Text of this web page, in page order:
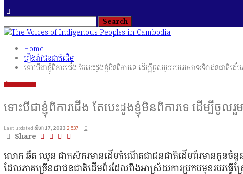
Home
រឿងរ៉ាវជនជាតិដើម
ទោះបីជាខ្ញុំពិការជើង តែបេះដូងខ្ញុំមិនពិការទេ ដើម្បីចូលរួមអបអរសាទរទិវាជនជាតិ
ទោះបីជាខ្ញុំពិការជើង តែបេះដូងខ្ញុំមិនពិការទេ ដើម្បី
Last updated សីហា 17, 2023 2,537 0
Share
លោក ឆឺត ឈូន ជាកសិករមានដើមកំណើតជាជនជាតិដើមព័រមានកូនចំនួ
ដែលភាគច្រើនជាជនជាតិដើមព័រដែលពឹងអាស្រ័យការប្រកបមុខរបរធ្វើស្រ